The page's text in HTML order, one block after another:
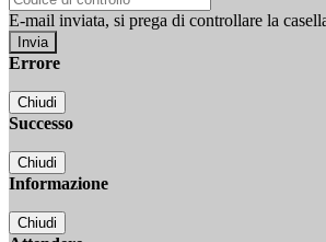
E-mail inviata, si prega di controllare la
Errore
Chiudi
Successo
Chiudi
Informazione
Chiudi